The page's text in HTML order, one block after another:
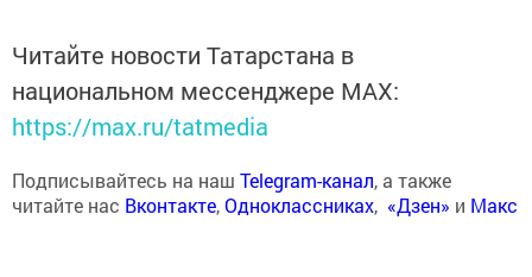
Читайте новости Татарстана в
национальном мессенджере MАХ:
https://max.ru/tatmedia
Подписывайтесь на наш Telegram-канал, а также
читайте нас Вконтакте,Одноклассниках, «Дзен» и Макс